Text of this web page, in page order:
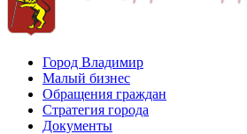
Город Владимир
Малый бизнес
Обращения граждан
Стратегия города
Документы